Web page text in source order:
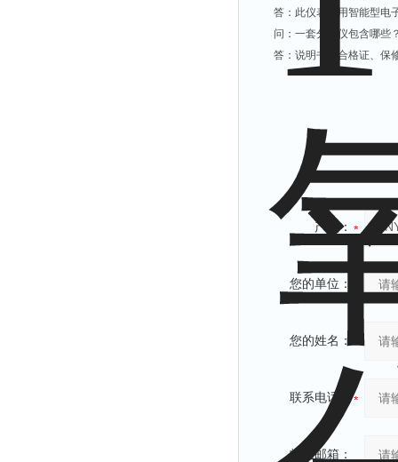
答：此仪表采用智能型电
问：一套分析仪包含哪些
答：说明书、合格证、保
产品：
您的单位：
您的姓名：
联系电话：
常用邮箱：